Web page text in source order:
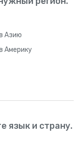
Азию
Америку
язык и страну.